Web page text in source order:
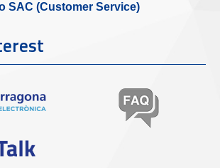
SAC (Customer Service)